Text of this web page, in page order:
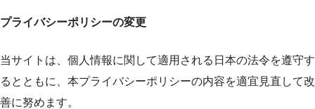
プライバシーポリシーの変更
当サイトは、個人情報に関して適用される日本の法令を遵守す
るとともに、本プライバシーポリシーの内容を適宜見直して改
善に努めます。